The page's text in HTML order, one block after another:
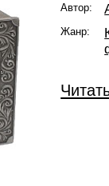
Автор:
Жанр: